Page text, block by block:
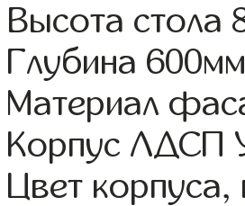
Высота
Глубина 600мм
Материал
Корпус ЛДСП
Цвет